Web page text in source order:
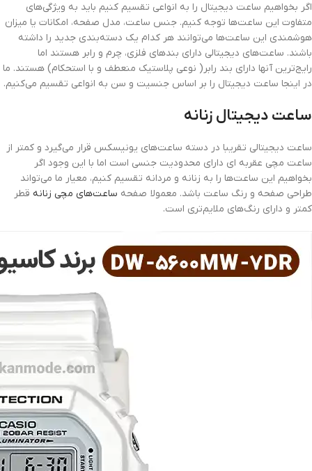
اگر بخواهیم ساعت دیجیتال را به انواعی تقسیم کنیم باید به ویژگی‌های
متفاوت این ساعت‌ها توجه کنیم. جنس ساعت، مدل صفحه، امکانات یا میزان
هوشمندی این ساعت‌ها می‌توانند هر کدام یک دسته‌بندی جدید را داشته
باشند. ساعت‌های دیجیتالی دارای بندهای فلزی، چرم و رابر هستند اما
رایج‌ترین آنها دارای بند رابر( نوعی پلاستیک منعطف و با استحکام) هستند. ما
در اینجا ساعت دیجیتال را بر اساس جنسیت و سن به انواعی تقسیم می‌کنیم.
ساعت دیجیتال زنانه
ساعت دیجیتالی تقریبا در دسته ساعت‌های یونیسکس قرار می‌گیرد و کمتر از
ساعت مچی عقربه ای دارای محدودیت جنسی است اما با این وجود اگر
بخواهیم این ساعت‌ها را به زنانه و مردانه تقسیم کنیم، معیار ما می‌تواند
طراحی صفحه و رنگ ساعت باشد. معمولا صفحه ساعت‌های مچی زنانه قطر
کمتر و دارای رنگ‌های ملایم‌تری است.